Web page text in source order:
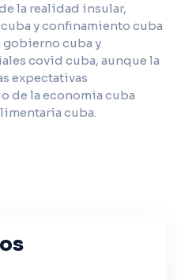
la realidad insular,
y confinamiento cuba
gobierno cuba y
covid cuba, aunque la
expectativas
de la economia cuba
cuba.